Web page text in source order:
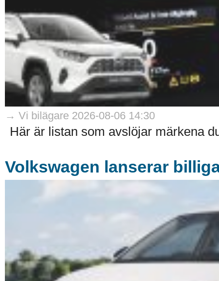
→ Vi bilägare 2026-08-06 14:30
Här är listan som avslöjar märkena
Volkswagen lanserar